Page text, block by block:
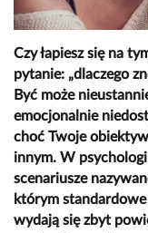
Czy łapiesz się na
pytanie: „dlaczego
Być może
emocjonalnie
choć Twoje
innym. W
scenariusze
którym
wydają się zbyt